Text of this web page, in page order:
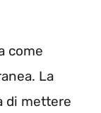
come
La
di mettere